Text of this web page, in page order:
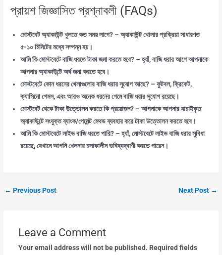
প্রায়শ জিজ্ঞাসিত প্রশ্নাবলী (FAQs)
মোস্টবেট অ্যাকাউন্ট খুলতে কত সময় লাগে? – অ্যাকাউন্ট খোলার প্রক্রিয়া সাধারণত
৫-১০ মিনিটের মধ্যে সম্পন্ন হয়।
আমি কি মোস্টবেটে বাজি ধরতে টাকা জমা করতে হবে? – হ্যাঁ, বাজি ধরার আগে আপনাকে
আপনার অ্যাকাউন্টে অর্থ জমা করতে হবে।
মোস্টবেটে কোন ধরনের খেলাগুলোর বাজি ধরার সুযোগ আছে? – ফুটবল, ক্রিকেট,
ক্যাসিনো গেমস, এবং আরও অনেক ধরনের গেমে বাজি ধরার সুযোগ রয়েছে।
মোস্টবেট থেকে টাকা উত্তোলন করতে কি প্রয়োজন? – আপনাকে আপনার যাচাইকৃত
অ্যাকাউন্টে সংযুক্ত ব্যাংক/পেমেন্ট মেথড ব্যবহার করে টাকা উত্তোলন করতে হবে।
আমি কি মোস্টবেটে লাইভ বাজি ধরতে পারি? – হ্যাঁ, মোস্টবেটে লাইভ বাজি ধরার সুবিধা
রয়েছে, যেখানে আপনি খেলনার চলাকালীন ভবিষ্যদ্বাণী করতে পারেন।
← Previous Post Next Post →
Leave a Comment
Your email address will not be published. Required fields